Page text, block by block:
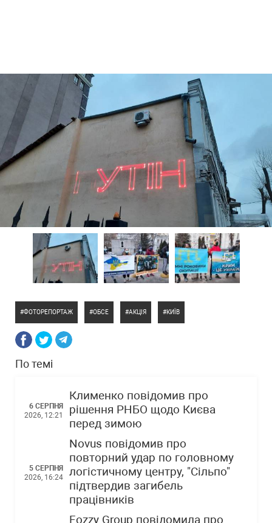
ФОТОРЕПОРТАЖ ОБСЕ АКЦІЯ КИЇВ
По темі
6 СЕРПНЯ
2026, 12:21
Клименко повідомив про
рішення РНБО щодо Києва
перед зимою
5 СЕРПНЯ
2026, 16:24
Novus повідомив про
повторний удар по головному
логістичному центру, "Сільпо"
підтвердив загибель
працівників
Fozzy Group повідомила про